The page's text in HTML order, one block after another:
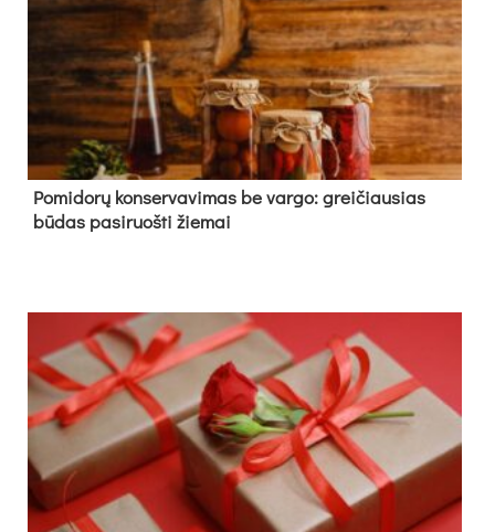
Pomidorų konservavimas be vargo: greičiausias
būdas pasiruošti žiemai